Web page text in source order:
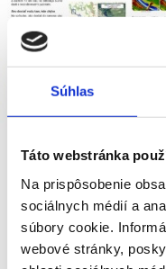
Súhlas
Táto webstránka
Na prispôsobenie
sociálnych médií a
súbory cookie.
webové stránky,